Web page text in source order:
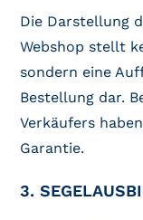
Die Darstellung
Webshop stellt
sondern eine
Bestellung dar.
Verkäufers
Garantie.
3.